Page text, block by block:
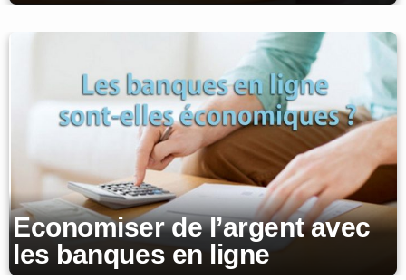
Economiser de l’argent avec
les banques en ligne